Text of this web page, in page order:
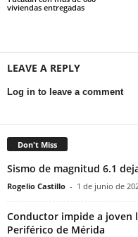
viviendas entregadas
LEAVE A REPLY
Log in to leave a comment
Don't Miss
Sismo de magnitud 6.1
Rogelio Castillo - 1 de junio de
Conductor impide a joven
Periférico de Mérida